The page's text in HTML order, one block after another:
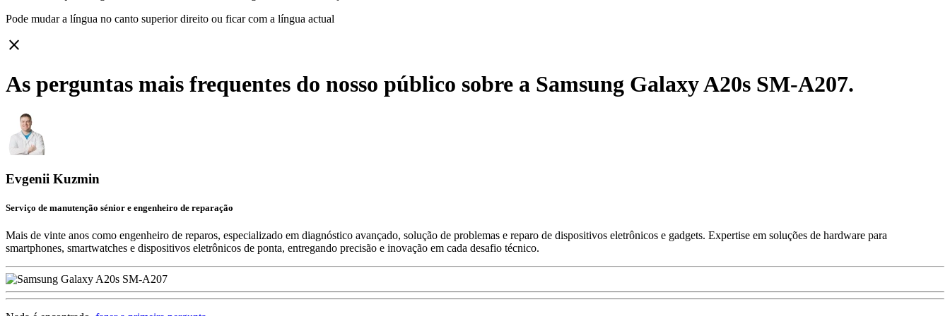
Pode mudar a língua no canto superior direito ou ficar com a língua actual
close
As perguntas mais frequentes do nosso público sobre a Samsung Galaxy A20s SM-A207.
Evgenii Kuzmin
Serviço de manutenção sénior e engenheiro de reparação
Mais de vinte anos como engenheiro de reparos, especializado em diagnóstico avançado, solução de problemas e reparo de dispositivos eletrônicos e gadgets. Expertise em soluções de hardware para
smartphones, smartwatches e dispositivos eletrônicos de ponta, entregando precisão e inovação em cada desafio técnico.